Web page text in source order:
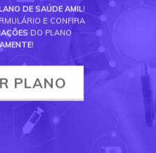
DE SAÚDE AMIL!
E CONFIRA
DO PLANO
!
PLANO